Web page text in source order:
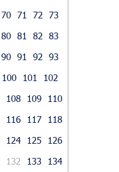
70 71 72
73
80 81 82
83
90 91 92
93
100 101
102
108 109
110
116 117
118
124 125
126
132 133
134